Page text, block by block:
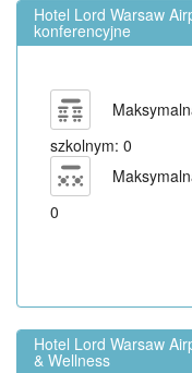
Hotel Lord Warsaw
konferencyjne
szkolnym: 0
0
Hotel Lord Warsaw
& Wellness